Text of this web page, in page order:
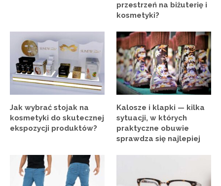
przestrzeń na biżuterię i
kosmetyki?
Jak wybrać stojak na
kosmetyki do skutecznej
ekspozycji produktów?
Kalosze i klapki — kilka
sytuacji, w których
praktyczne obuwie
sprawdza się najlepiej